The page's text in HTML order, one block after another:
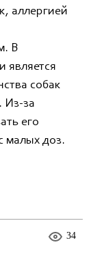
аллергией
В
является
собак
Из-за
его
малых доз.
34